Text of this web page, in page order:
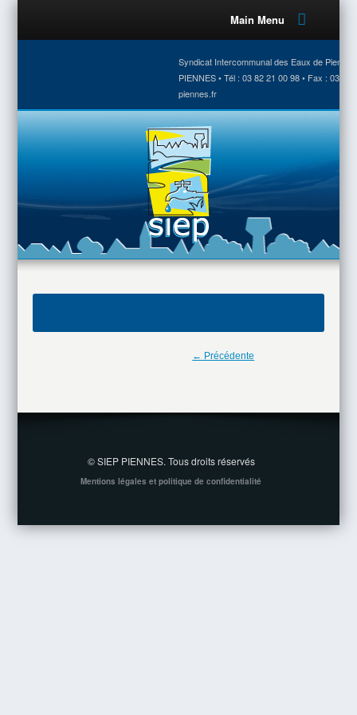
Main Menu
Syndicat Intercommunal des Eaux de
PIENNES • Tél : 03 82 21 00 98 • Fax : 03
piennes.fr
← Précédente
© SIEP PIENNES. Tous droits réservés
Mentions légales et politique de confidentialité